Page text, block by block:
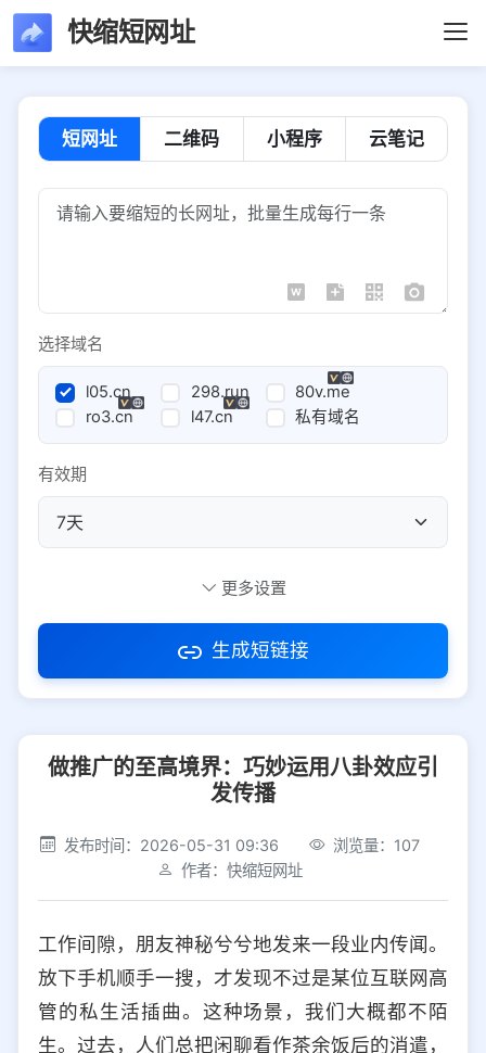
快缩短网址
短网址 二维码 小程序 云笔记
选择域名
l05.cn 298.run
80v.me
ro3.cn
l47.cn 私有域名
有效期
访问密码
社交平台 电商平台
选择防红平台类型，避免链接被拦截
平台设置
iOS Android PC 其他
选择允许访问的平台类型
更多设置
生成短链接
做推广的至高境界：巧妙运用八卦效应引
发传播
发布时间：2026-05-31 09:36
浏览量：107
作者：快缩短网址
工作间隙，朋友神秘兮兮地发来一段业内传闻。
放下手机顺手一搜，才发现不过是某位互联网高
管的私生活插曲。这种场景，我们大概都不陌
生。过去，人们总把闲聊看作茶余饭后的消遣，